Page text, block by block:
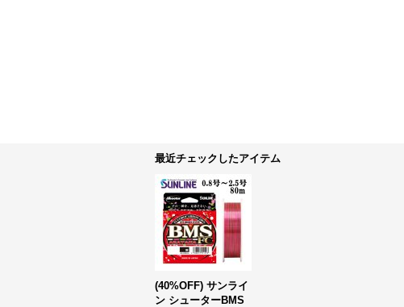
最近チェックしたアイテム
(40%OFF) サンライ
ン シューターBMS